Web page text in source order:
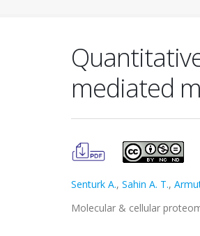
mediated
Senturk A., Sahin A. T.,
Molecular & cellular